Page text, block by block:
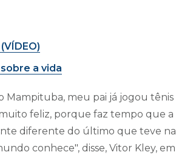
a vida
Mampituba, meu pai já jogou tênis
feliz, porque faz tempo que a
diferente do último que teve na
conhece", disse, Vitor Kley, em